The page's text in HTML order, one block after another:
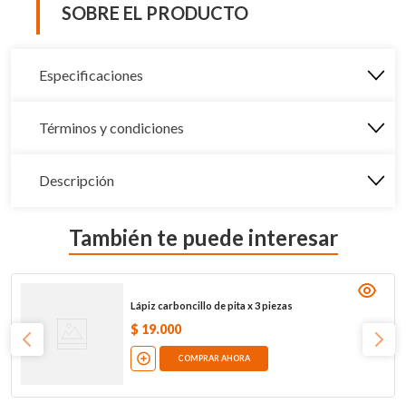
SOBRE EL PRODUCTO
Especificaciones
Términos y condiciones
Descripción
También te puede interesar
Lápiz carboncillo de pita x 3 piezas
$ 19.000
COMPRAR AHORA